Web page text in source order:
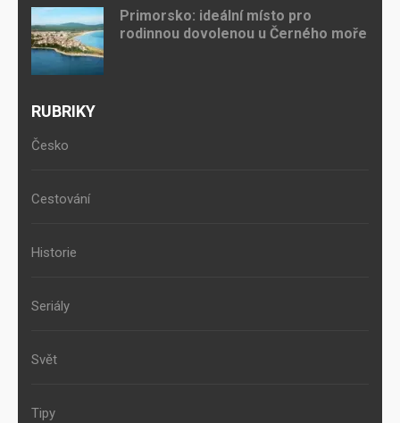
Primorsko: ideální místo pro
rodinnou dovolenou u Černého moře
RUBRIKY
Česko
Cestování
Historie
Seriály
Svět
Tipy